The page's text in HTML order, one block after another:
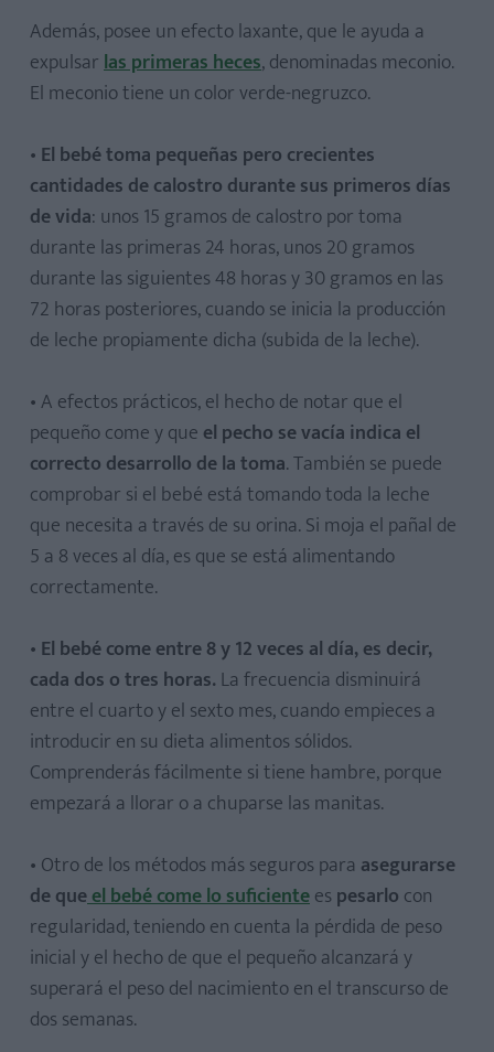
Además, posee un efecto laxante, que le ayuda a
expulsarlas primeras heces, denominadas meconio.
El meconio tiene un color verde-negruzco.
• El bebé toma pequeñas pero crecientes
cantidades de calostro durante sus primeros días
de vida: unos 15 gramos de calostro por toma
durante las primeras 24 horas, unos 20 gramos
durante las siguientes 48 horas y 30 gramos en las
72 horas posteriores, cuando se inicia la producción
de leche propiamente dicha (subida de la leche).
• A efectos prácticos, el hecho de notar que el
pequeño come y que el pecho se vacía indica el
correcto desarrollo de la toma. También se puede
comprobar si el bebé está tomando toda la leche
que necesita a través de su orina. Si moja el pañal de
5 a 8 veces al día, es que se está alimentando
correctamente.
• El bebécome entre 8 y 12 veces al día, es decir,
cada dos o tres horas. La frecuencia disminuirá
entre el cuarto y el sexto mes, cuando empieces a
introducir en su dieta alimentos sólidos.
Comprenderás fácilmente si tiene hambre, porque
empezará a llorar o a chuparse las manitas.
• Otro de los métodos más seguros para asegurarse
de queel bebé come lo suficientees pesarlo con
regularidad, teniendo en cuenta la pérdida de peso
inicial y el hecho de que el pequeño alcanzará y
superará el peso del nacimiento en el transcurso de
dos semanas.